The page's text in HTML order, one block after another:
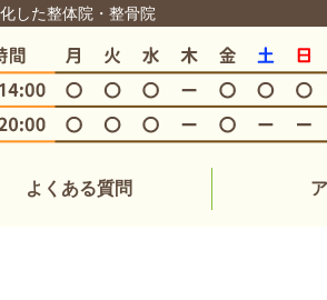
した整体院・整骨院
よくある質問